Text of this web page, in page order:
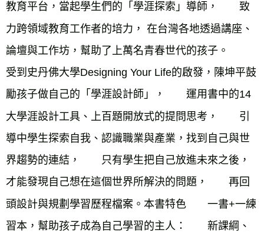
教育平台，當起學生們的「學涯探索」導師，　　致
力跨領域教育工作者的培力， 在台灣各地透過講座、
論壇與工作坊，幫助了上萬名青春世代的孩子。
受到史丹佛大學Designing Your Life的啟發，陳坤平鼓
勵孩子做自己的「學涯設計師」，　　運用書中的14
大學涯設計工具、上百題開放式的提問思考，　　引
導中學生探索自我、認識職業與產業，找到自己與世
界趨勢的連結，　　只有學生把自己放進未來之後，
才能發現自己想在這個世界所解決的問題，　　再回
頭設計與規劃學習歷程檔案。本書特色　　一書+一練
習本，幫助孩子成為自己學習的主人：　　新課綱、